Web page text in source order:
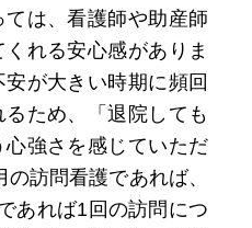
は、看護師や助産師
れる安心感がありま
が大きい時期に頻回
ため、「退院しても
強さを感じていただ
訪問看護であれば、
あれば1回の訪問につ